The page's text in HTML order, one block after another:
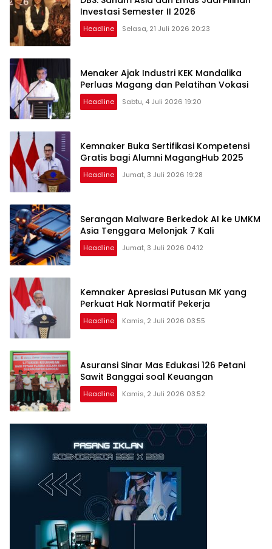
Investasi Semester II 2026
Headline Selasa, 21 Juli 2026 20:23
Menaker Ajak Industri KEK Mandalika
Perluas Magang dan Pelatihan Vokasi
Headline Sabtu, 4 Juli 2026 19:20
Kemnaker Buka Sertifikasi Kompetensi
Gratis bagi Alumni MagangHub 2025
Headline Jumat, 3 Juli 2026 19:28
Serangan Malware Berkedok AI ke UMKM
Asia Tenggara Melonjak 7 Kali
Headline Jumat, 3 Juli 2026 04:12
Kemnaker Apresiasi Putusan MK yang
Perkuat Hak Normatif Pekerja
Headline Kamis, 2 Juli 2026 03:55
Asuransi Sinar Mas Edukasi 126 Petani
Sawit Banggai soal Keuangan
Headline Kamis, 2 Juli 2026 03:52